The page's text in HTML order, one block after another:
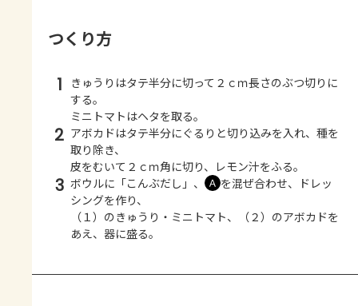
つくり方
1
きゅうりはタテ半分に切って２ｃｍ長さのぶつ切りに
する。
ミニトマトはヘタを取る。
2 アボカドはタテ半分にぐるりと切り込みを入れ、種を
取り除き、
皮をむいて２ｃｍ角に切り、レモン汁をふる。
3 ボウルに「こんぶだし」、 Ａ を混ぜ合わせ、ドレッ
シングを作り、
（１）のきゅうり・ミニトマト、（２）のアボカドを
あえ、器に盛る。